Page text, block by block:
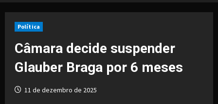
Política
Câmara decide suspender
Glauber Braga por 6 meses
11 de dezembro de 2025